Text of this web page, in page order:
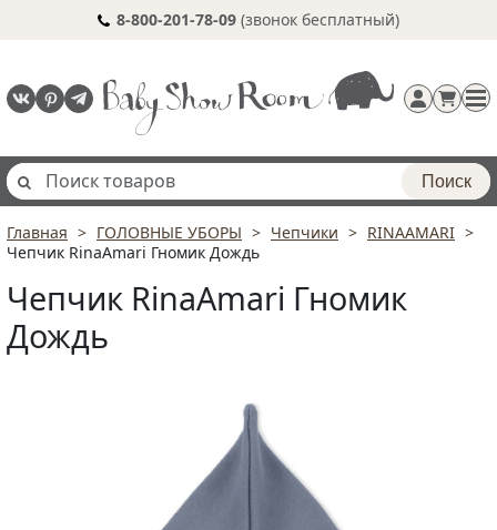
8-800-201-78-09 (звонок бесплатный)
Регистрация
Поиск
Главная ГОЛОВНЫЕ УБОРЫ Чепчики
RINAAMARI
Чепчик RinaAmari Гномик Дождь
Чепчик RinaAmari Гномик
Дождь